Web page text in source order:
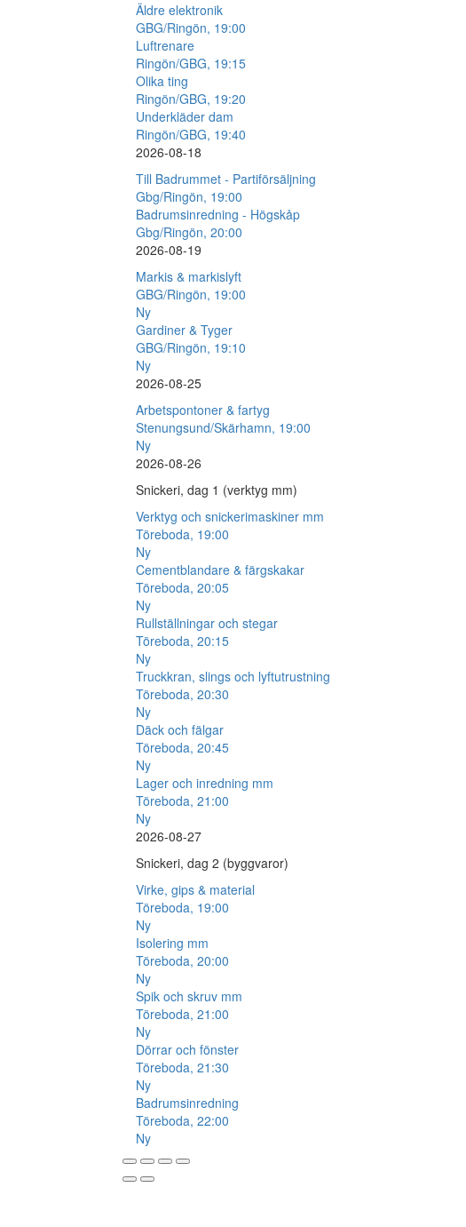
Äldre elektronik
GBG/Ringön, 19:00
Luftrenare
Ringön/GBG, 19:15
Olika ting
Ringön/GBG, 19:20
Underkläder dam
Ringön/GBG, 19:40
2026-08-18
Till Badrummet - Partiförsäljning
Gbg/Ringön, 19:00
Badrumsinredning - Högskåp
Gbg/Ringön, 20:00
2026-08-19
Markis & markislyft
GBG/Ringön, 19:00
Ny
Gardiner & Tyger
GBG/Ringön, 19:10
Ny
2026-08-25
Arbetspontoner & fartyg
Stenungsund/Skärhamn, 19:00
Ny
2026-08-26
Snickeri, dag 1 (verktyg mm)
Verktyg och snickerimaskiner mm
Töreboda, 19:00
Ny
Cementblandare & färgskakar
Töreboda, 20:05
Ny
Rullställningar och stegar
Töreboda, 20:15
Ny
Truckkran, slings och lyftutrustning
Töreboda, 20:30
Ny
Däck och fälgar
Töreboda, 20:45
Ny
Lager och inredning mm
Töreboda, 21:00
Ny
2026-08-27
Snickeri, dag 2 (byggvaror)
Virke, gips & material
Töreboda, 19:00
Ny
Isolering mm
Töreboda, 20:00
Ny
Spik och skruv mm
Töreboda, 21:00
Ny
Dörrar och fönster
Töreboda, 21:30
Ny
Badrumsinredning
Töreboda, 22:00
Ny